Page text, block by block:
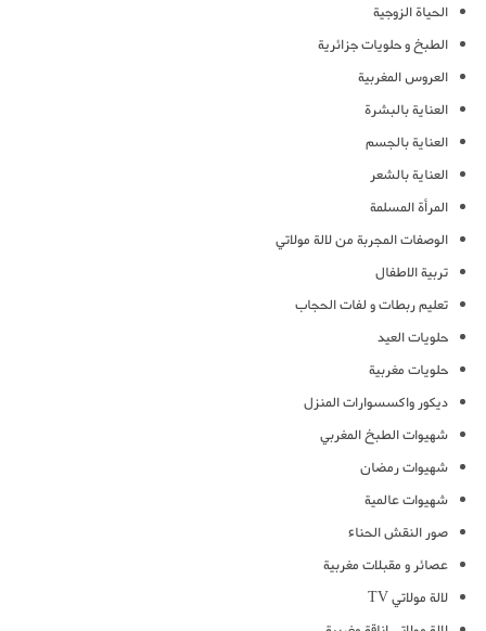
الحياة الزوجية
الطبخ و حلويات جزائرية
العروس المغربية
العناية بالبشرة
العناية بالجسم
العناية بالشعر
المرأة المسلمة
الوصفات المجربة من لالة مولاتي
تربية الاطفال
تعليم ربطات و لفات الحجاب
حلويات العيد
حلويات مغربية
ديكور واكسسوارات المنزل
شهيوات الطبخ المغربي
شهيوات رمضان
شهيوات عالمية
صور النقش الحناء
عصائر و مقبلات مغربية
لالة مولاتي TV